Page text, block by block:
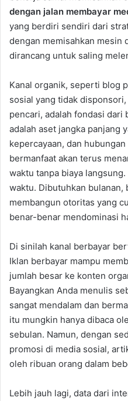
dengan jalan membayar
yang berdiri sendiri dari
dengan memisahkan mesin
dirancang untuk saling
Kanal organik, seperti blog
sosial yang tidak
pencari, adalah fondasi dari
adalah aset jangka panjang
kepercayaan, dan
bermanfaat akan terus
waktu tanpa biaya
waktu. Dibutuhkan bulanan,
membangun otoritas yang
benar-benar mendominasi
Di sinilah kanal berbayar
Iklan berbayar mampu
jumlah besar ke konten
Bayangkan Anda menulis
sangat mendalam dan
itu mungkin hanya dibaca
sebulan. Namun, dengan
promosi di media sosial,
oleh ribuan orang dalam
Lebih jauh lagi, data dari